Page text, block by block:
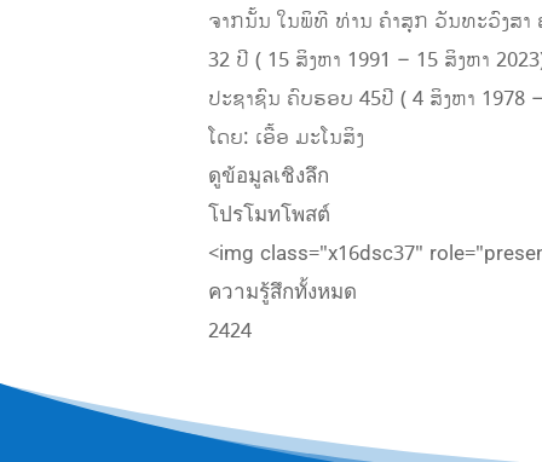
ຈາກນັ້ນ ໃນພິທີ ທ່ານ ຄໍາສຸກ ວັນທະວົງສ
32 ປີ ( 15 ສິງຫາ 1991 – 15 ສິງຫາ
ປະຊາຊົນ ຄົບຮອບ 45ປີ ( 4 ສິງຫາ 1978
ໂດຍ: ເອື້ອ ມະໂນສິງ
ดูข้อมูลเชิงลึก
โปรโมทโพสต์
<img class="x16dsc37"
ความรู้สึกทั้งหมด
2424